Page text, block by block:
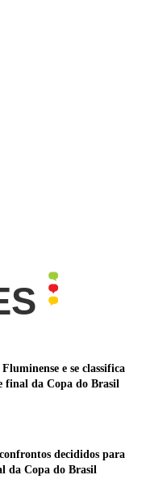
e se classifica
final da Copa do Brasil
decididos para
da Copa do Brasil